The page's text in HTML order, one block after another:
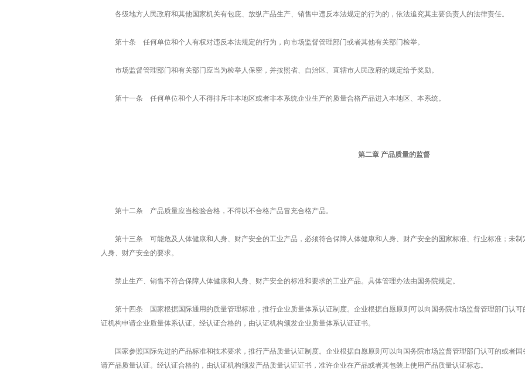
各级地方人民政府和其他国家机关有包庇、放纵产品生产、销售中违反本法规定的行为的，依法追究其主要负责人的法律责任。
第十条 任何单位和个人有权对违反本法规定的行为，向市场监督管理部门或者其他有关部门检举。
市场监督管理部门和有关部门应当为检举人保密，并按照省、自治区、直辖市人民政府的规定给予奖励。
第十一条 任何单位和个人不得排斥非本地区或者非本系统企业生产的质量合格产品进入本地区、本系统。
第二章 产品质量的监督
第十二条 产品质量应当检验合格，不得以不合格产品冒充合格产品。
第十三条 可能危及人体健康和人身、财产安全的工业产品，必须符合保障人体健康和人身、财产安全的国家标准、行业标准；未
人身、财产安全的要求。
禁止生产、销售不符合保障人体健康和人身、财产安全的标准和要求的工业产品。具体管理办法由国务院规定。
第十四条 国家根据国际通用的质量管理标准，推行企业质量体系认证制度。企业根据自愿原则可以向国务院市场监督管理部门认
证机构申请企业质量体系认证。经认证合格的，由认证机构颁发企业质量体系认证证书。
国家参照国际先进的产品标准和技术要求，推行产品质量认证制度。企业根据自愿原则可以向国务院市场监督管理部门认可的或者
请产品质量认证。经认证合格的，由认证机构颁发产品质量认证证书，准许企业在产品或者其包装上使用产品质量认证标志。